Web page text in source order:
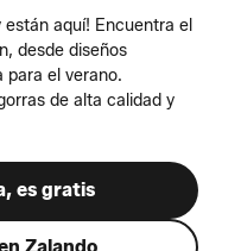
aquí! Encuentra el
desde diseños
para el verano.
de alta calidad y
es gratis